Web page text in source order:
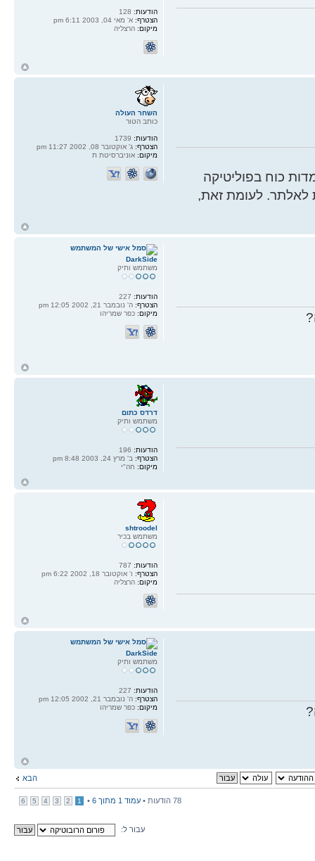
הודעות:128
הצטרף:א' מאי 04, 2003 6:11 pm
מיקום:הרצליה
כוח בפוליטיקה
לאלתר. לעומת זאת,
השחר העולה
כותב הטור
הודעות:
הצטרף: ג' אוקטובר 08, 2002 11:27 pm
מיקום: אוניברסיטת ת
DarkSide
משתמש ותיק
הודעות:227
הצטרף:ה' נובמבר 21, 2002 12:05 pm
מיקום:כפר שמריהו
דרדס כתום
משתמש ותיק
הודעות:
הצטרף: ב' מרץ 24, 2003 8:48 pm
מיקום: חה"י
shtroodel
משתמש בכיר
הודעות:787
הצטרף:ו' אוקטובר 18, 2002 6:22 pm
מיקום:הרצליה
DarkSide
משתמש ותיק
הודעות:
הצטרף: ה' נובמבר 21, 2002 12:05 pm
מיקום: כפר שמריהו
הבא
78 הודעות • עמוד 1 מתוך 6
•
1
2
3
4
5
6
עבור ל: